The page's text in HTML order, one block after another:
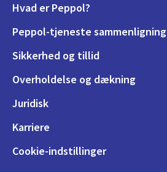
Hvad er Peppol?
Peppol-tjeneste sammenligning
Sikkerhed og tillid
Overholdelse og dækning
Juridisk
Karriere
Cookie-indstillinger